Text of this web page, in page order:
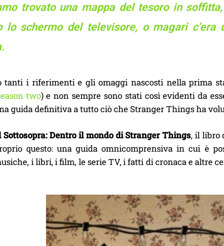
trovato una mappa del tesoro in
lo schermo del televisore, o magari
tanti i riferimenti e gli omaggi nascosti nella prima
two) e non sempre sono stati così evidenti da
guida definitiva a tutto ciò che Stranger Things ha
Dentro il mondo di Stranger Things, il libro
questo: una guida omnicomprensiva in cui è
i libri, i film, le serie TV, i fatti di cronaca e altre